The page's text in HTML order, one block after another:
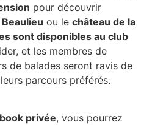
pour découvrir
ou le château de la
sont disponibles au club
et les membres de
de balades seront ravis de
parcours préférés.
privée, vous pourrez